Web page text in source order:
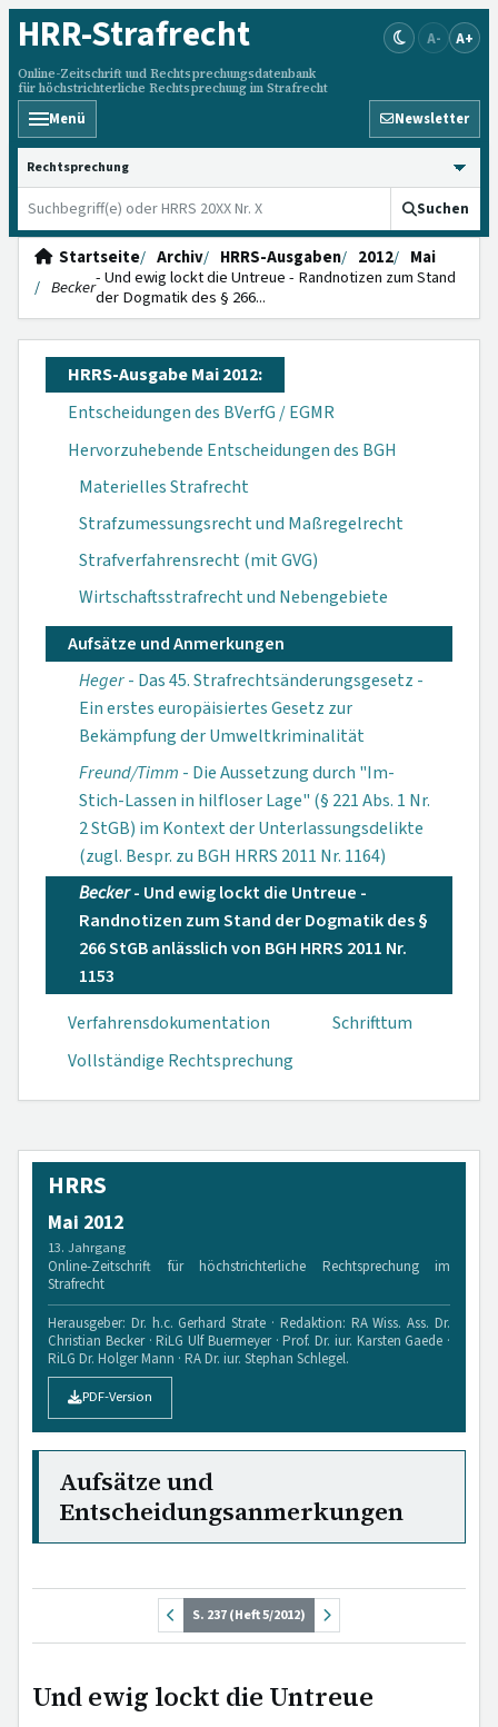
HRR-Strafrecht
Online-Zeitschrift und Rechtsprechungsdatenbank
für höchstrichterliche Rechtsprechung im Strafrecht
A- A+
Menü Newsletter
HRRS durchsuchen
Suchen
Startseite Archiv HRRS-Ausgaben 2012
Mai
Becker- Und ewig lockt die Untreue - Randnotizen zum Stand
der Dogmatik des § 266...
HRRS-Ausgabe Mai 2012:
Entscheidungen des BVerfG / EGMR
Hervorzuhebende Entscheidungen des BGH
Materielles Strafrecht
Strafzumessungsrecht und Maßregelrecht
Strafverfahrensrecht (mit GVG)
Wirtschaftsstrafrecht und Nebengebiete
Aufsätze und Anmerkungen
Heger- Das 45. Strafrechtsänderungs­gesetz -
Ein erstes europäisiertes Gesetz zur
Bekämpfung der Umweltkriminalität
Freund/Timm - Die Aussetzung durch "Im-
Stich-Lassen in hilfloser Lage" (§ 221 Abs. 1 Nr.
2 StGB) im Kontext der Unterlassungsdelikte
(zugl. Bespr. zu BGH HRRS 2011 Nr. 1164)
Becker- Und ewig lockt die Untreue -
Randnotizen zum Stand der Dogmatik des §
266 StGB anlässlich von BGH HRRS 2011 Nr.
1153
Verfahrensdokumen­tation
Schrifttum
Vollständige Rechtsprechung
HRRS
Mai 2012
13. Jahrgang
Online-Zeitschrift für höchstrichterliche Rechtsprechung im
Strafrecht
Herausgeber: Dr. h.c. Gerhard Strate · Redaktion: RA Wiss. Ass. Dr.
Christian Becker · RiLG Ulf Buermeyer · Prof. Dr. iur. Karsten Gaede ·
RiLG Dr. Holger Mann · RA Dr. iur. Stephan Schlegel.
PDF-Version
Aufsätze und
Entscheidungsanmerkungen
S. 237 (Heft 5/2012)
Und ewig lockt die Untreue